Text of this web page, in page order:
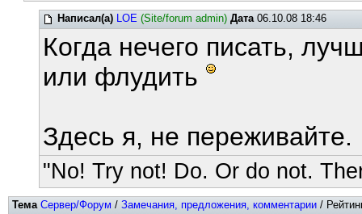
Написал(а) LOE (Site/forum admin) Дата06.10.08 18:46
Когда нечего писать,
или флудить
Здесь я, не переживайте.
"No! Try not! Do. Or do not.
Тема Сервер/Форум / Замечания, предложения, комментарии /